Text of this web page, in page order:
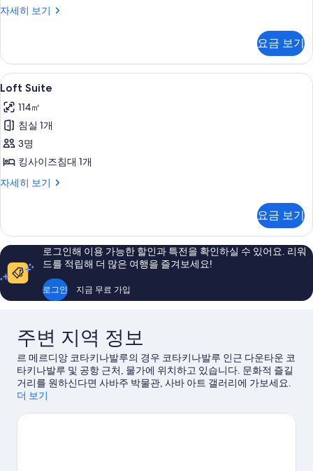
침
1
개,
시
내
전
망
사
진
보
기
자세히 보기
클
사
이
즈
대
개,
시
내
망
보
기
요금 보기
Loft
Suite
사
진
모
두
보
Loft Suite | 고급 침구, 오리/거위털 이
7
Loft Suite
114㎡
침실 1개
3명
킹사이즈침대 1개
자세히 보기
Loft
히
보
기
요금 보기
로그인해 이용 가능한 할인과 특전을 확인하실 수 있어요. 리워
드를 적립해 더 많은 여행을 즐겨보세요!
로그인 지금 무료 가입
주변 지역 정보
르 메르디앙 코타키나발루의 경우 코타키나발루 인근 다운타운 코
타키나발루 및 공항 근처, 물가에 위치하고 있습니다. 문화적 즐길
거리를 원하신다면 사바주 박물관, 사바 아트 갤러리에 가보세요.
쇼핑을 제대로 즐길 수 있는 공예 시장, 센터 포인트도 방문해 볼
치지 마세요. 시간 여유가 있다면 카야킹, 스쿠버다이빙, 스노클링
더 보기